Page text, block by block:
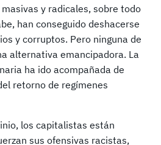
y radicales, sobre todo
han conseguido deshacerse
y corruptos. Pero ninguna de
alternativa emancipadora. La
ha ido acompañada de
retorno de regímenes
los capitalistas están
sus ofensivas racistas,